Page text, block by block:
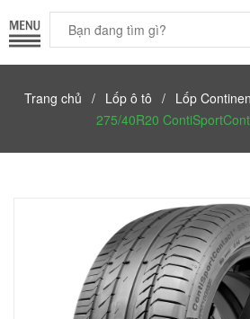
Trang chủ / Lốp ô tô / Lốp
275/40R20